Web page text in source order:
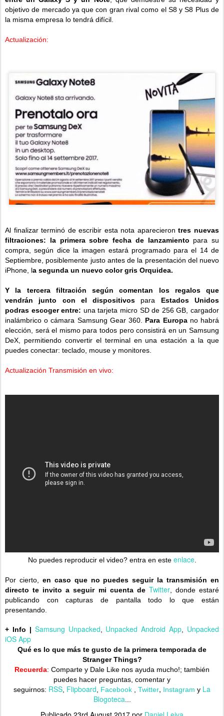
objetivo de mercado ya que con gran rival como el S8 y S8 Plus de
la misma empresa lo tendrá difícil.
Actualización:
Al finalizar terminó de escribir esta nota aparecieron tres nuevas
filtraciones:
la primera sobre fecha de lanzamiento para su
compra, según dice la imagen estará programado para el 14 de
Septiembre, posiblemente justo antes de la presentación del nuevo
iPhone, la segunda un nuevo color gris Orquidea.
Y la tercera filtración según comentan los regalos que
vendrán junto con el dispositivos para Estados Unidos
podras escoger entre: una tarjeta micro SD de 256 GB, cargador
inalámbrico o cámara Samsung Gear 360. Para Europa no habrá
elección, será el mismo para todos pero consistirá en un Samsung
DeX, permitiendo convertir el terminal en una estación a la que
puedes conectar: teclado, mouse y monitores.
Actualización Transmisión en vivo:
No puedes reproducir el video? entra en este enlace.
Por cierto, en caso que no puedes seguir la transmisión en
directo te invito a seguir mi cuenta de Twitter, donde estaré
publicando con capturas de pantalla todo lo que están
presentando.
+ Info | Samsung Unpacked Unpacked Android App Unpacked
iOS App
Qué es lo que más te gusto de la primera temporada de
Stranger Things?
Recuerda: Comparte y Dale Like nos ayuda mucho!; también
puedes hacer preguntas, comentar y
seguirnos: RSS Flipboard Facebook Twitter, Instagram y La
Blogoteca